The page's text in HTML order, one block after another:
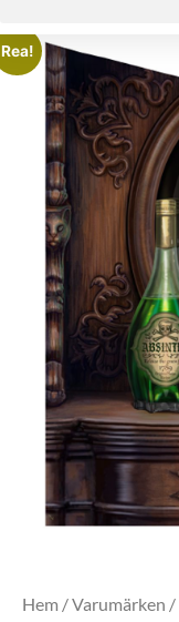
Rea!
Hem /Varumärken /